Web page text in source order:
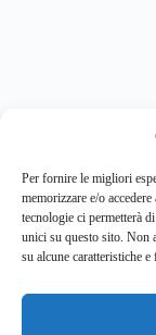
Per fornire le migliori
memorizzare e/o
tecnologie ci permetterà
unici su questo sito. Non
su alcune caratteristiche
Copyright